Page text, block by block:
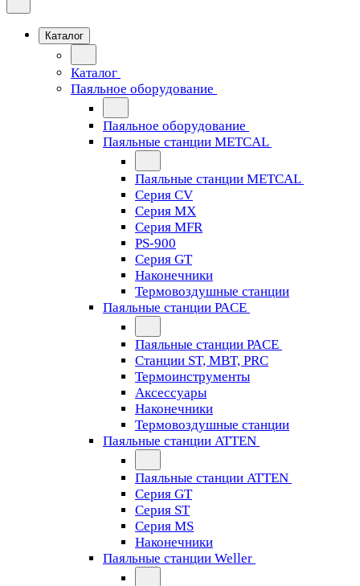
Каталог
Каталог
Паяльное оборудование
Паяльное оборудование
Паяльные станции METCAL
Паяльные станции METCAL
Серия CV
Серия MX
Серия MFR
PS-900
Серия GT
Наконечники
Термовоздушные станции
Паяльные станции PACE
Паяльные станции PACE
Станции ST, MBT, PRC
Термоинструменты
Аксессуары
Наконечники
Термовоздушные станции
Паяльные станции ATTEN
Паяльные станции ATTEN
Серия GT
Серия ST
Серия MS
Наконечники
Паяльные станции Weller